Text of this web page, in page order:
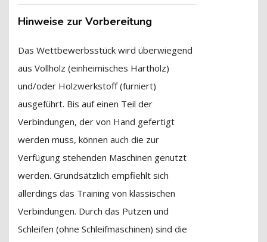
Hinweise zur Vorbereitung
Das Wettbewerbsstück wird überwiegend
aus Vollholz (einheimisches Hartholz)
und/oder Holzwerkstoff (furniert)
ausgeführt. Bis auf einen Teil der
Verbindungen, der von Hand gefertigt
werden muss, können auch die zur
Verfügung stehenden Maschinen genutzt
werden. Grundsätzlich empfiehlt sich
allerdings das Training von klassischen
Verbindungen. Durch das Putzen und
Schleifen (ohne Schleifmaschinen) sind die